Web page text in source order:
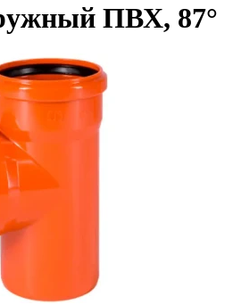
ПВХ, 87°